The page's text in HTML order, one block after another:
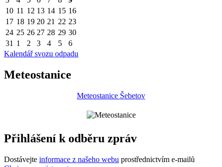
10 11 12 13 14 15 16
17 18 19 20 21 22 23
24 25 26 27 28 29 30
31 1 2 3 4 5
6
Kalendář svozu odpadu
Meteostanice
Meteostanice Šebetov
Přihlášení k odběru zpráv
Dostávejte informace z našeho webu prostřednictvím e-mailů